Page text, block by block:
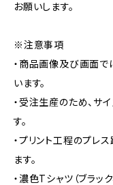
お願いします。
※注意事項
・商品画像及び画面
います。
・受注生産のため、サ
す。
・プリント工程のプレ
ます。
・濃色Tシャツ（ブラッ